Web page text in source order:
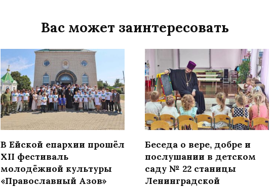
Вас может заинтересовать
В Ейской епархии прошёл
XII фестиваль
молодёжной культуры
«Православный Азов»
Беседа о вере, добре и
послушании в детском
саду № 22 станицы
Ленинградской